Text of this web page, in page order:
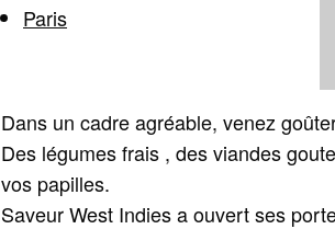
Paris
Dans un cadre agréable, venez
Des légumes frais , des viandes
vos papilles.
Saveur West Indies a ouvert ses